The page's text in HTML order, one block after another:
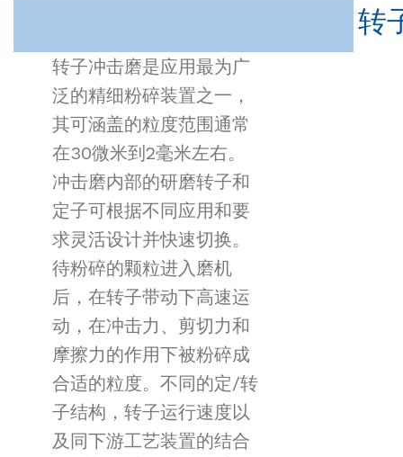
转
转子冲击磨是应用最为广
泛的精细粉碎装置之一，
其可涵盖的粒度范围通常
在30微米到2毫米左右。
冲击磨内部的研磨转子和
定子可根据不同应用和要
求灵活设计并快速切换。
待粉碎的颗粒进入磨机
后，在转子带动下高速运
动，在冲击力、剪切力和
摩擦力的作用下被粉碎成
合适的粒度。不同的定/转
子结构，转子运行速度以
及同下游工艺装置的结合